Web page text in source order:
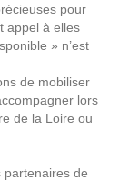
pour
appel à elles
» n’est
de mobiliser
lors
de la Loire ou
partenaires de